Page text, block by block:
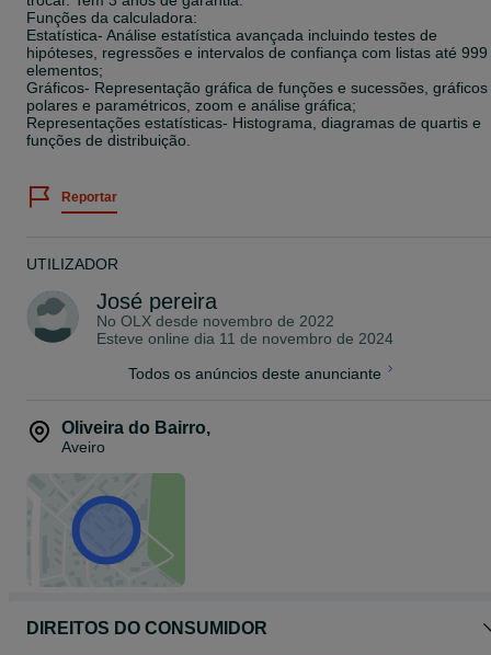
Funções da calculadora:
Estatística- Análise estatística avançada incluindo testes de
hipóteses, regressões e intervalos de confiança com listas até 999
elementos;
Gráficos- Representação gráfica de funções e sucessões, gráficos
polares e paramétricos, zoom e análise gráfica;
Representações estatísticas- Histograma, diagramas de quartis e
funções de distribuição.
Reportar
UTILIZADOR
José pereira
No OLX desde novembro de 2022
Esteve online dia 11 de novembro de 2024
Todos os anúncios deste anunciante
Oliveira do Bairro,
Aveiro
DIREITOS DO CONSUMIDOR